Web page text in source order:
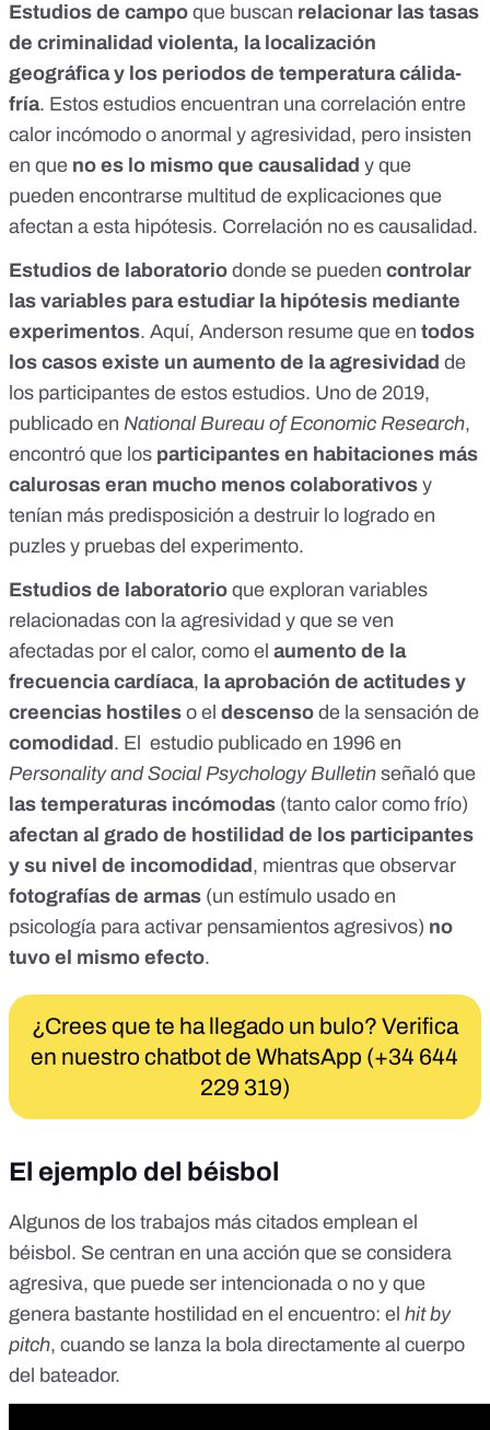
Estudios de campo que buscan relacionar las tasas
de criminalidad violenta, la localización
geográfica y los periodos de temperatura cálida-
fría. Estos estudios encuentran una correlación entre
calor incómodo o anormal y agresividad, pero insisten
en que no es lo mismo que causalidad y que
pueden encontrarse multitud de explicaciones que
afectan a esta hipótesis. Correlación no es causalidad.
Estudios de laboratorio donde se pueden controlar
las variables para estudiar la hipótesis mediante
experimentos. Aquí, Anderson resume que en todos
los casos existe un aumento de la agresividad de
los participantes de estos estudios. Uno de 2019,
publicado en National Bureau of Economic Research,
encontró que los participantes en habitaciones más
calurosas eran mucho menos colaborativos y
tenían más predisposición a destruir lo logrado en
puzles y pruebas del experimento.
Estudios de laboratorio que exploran variables
relacionadas con la agresividad y que se ven
afectadas por el calor, como el aumento de la
frecuencia cardíaca, la aprobación de actitudes y
creencias hostiles o el descenso de la sensación de
comodidad . El estudio publicado en 1996 en
Personality and Social Psychology Bulletin señaló que
las temperaturas incómodas (tanto calor como frío)
afectan al grado de hostilidad de los participantes
y su nivel de incomodidad , mientras que observar
fotografías de armas (un estímulo usado en
psicología para activar pensamientos agresivos) no
tuvo el mismo efecto.
¿Crees que te ha llegado un bulo? Verifica
en nuestro chatbot de WhatsApp (+34 644
229 319)
El ejemplo del béisbol
Algunos de los trabajos más citados emplean el
béisbol. Se centran en una acción que se considera
agresiva, que puede ser intencionada o no y que
genera bastante hostilidad en el encuentro: el hit by
pitch, cuando se lanza la bola directamente al cuerpo
del bateador.